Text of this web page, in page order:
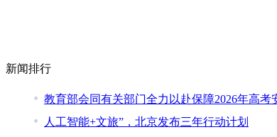
新闻排行
教育部会同有关部门全力以赴保障2026年高考
人工智能+文旅”，北京发布三年行动计划